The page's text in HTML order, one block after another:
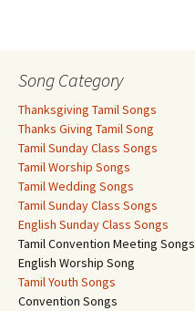
Song Category
Thanksgiving Tamil Songs
Thanks Giving Tamil Song
Tamil Sunday Class Songs
Tamil Worship Songs
Tamil Wedding Songs
Tamil Sunday Class Songs
English Sunday Class Songs
Tamil Convention Meeting Songs
English Worship Song
Tamil Youth Songs
Convention Songs